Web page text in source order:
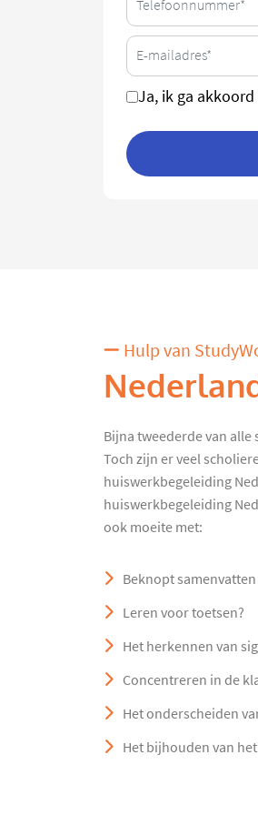
Ja, ik ga
Hulp van
Bijna tweederde van
Toch zijn er veel
huiswerkbegeleiding
huiswerkbegeleiding
ook moeite met:
Beknopt
Leren voor toetsen?
Het herkennen van
Concentreren in de
Het onderscheiden
Het bijhouden van